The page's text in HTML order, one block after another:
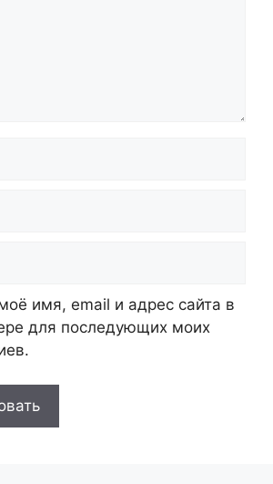
имя, email и адрес сайта в
для последующих моих